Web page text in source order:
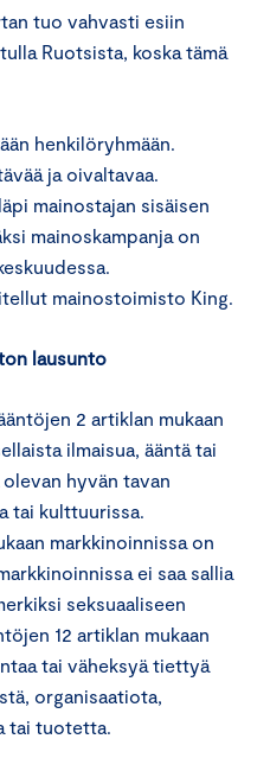
tuo vahvasti esiin
Ruotsista, koska tämä
henkilöryhmään.
ja oivaltavaa.
mainostajan sisäisen
mainoskampanja on
mainostoimisto King.
lausunto
2 artiklan mukaan
ilmaisua, ääntä tai
hyvän tavan
tai kulttuurissa.
markkinoinnissa on
ei saa sallia
seksuaaliseen
12 artiklan mukaan
tai väheksyä tiettyä
organisaatiota,
tai tuotetta.